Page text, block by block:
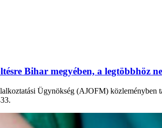
Bihar megyében, a legtöbbhöz
Ügynökség (AJOFM) közleményben